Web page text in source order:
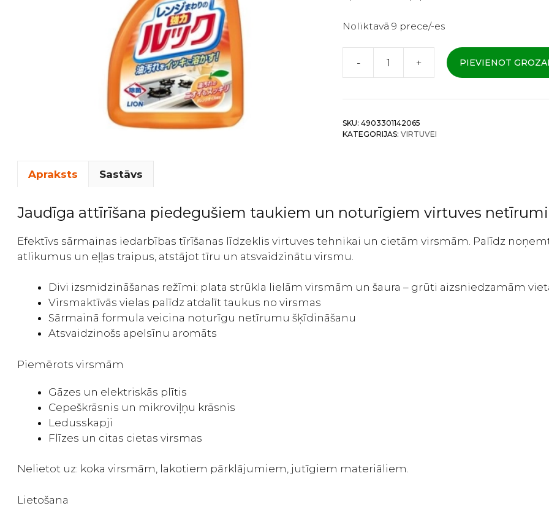
Noliktavā 9 prece/-es
-
Cepeškrāsns
plīts
daudzums
+ PIEVIENOT
SKU:4903301142065
KATEGORIJAS:VIRTUVEI
Apraksts Sastāvs
Jaudīga attīrīšana piedegušiem taukiem un noturīgiem virtuves
Efektīvs sārmainas iedarbības tīrīšanas līdzeklis virtuves tehnikai un cietām virsmām. Palīdz
atlikumus un eļļas traipus, atstājot tīru un atsvaidzinātu virsmu.
Divi izsmidzināšanas režīmi: plata strūkla lielām virsmām un šaura – grūti aizsniedzamām
Virsmaktīvās vielas palīdz atdalīt taukus no virsmas
Sārmainā formula veicina noturīgu netīrumu šķīdināšanu
Atsvaidzinošs apelsīnu aromāts
Piemērots virsmām
Gāzes un elektriskās plītis
Cepeškrāsnis un mikroviļņu krāsnis
Ledusskapji
Flīzes un citas cietas virsmas
Nelietot uz: koka virsmām, lakotiem pārklājumiem, jutīgiem materiāliem.
Lietošana